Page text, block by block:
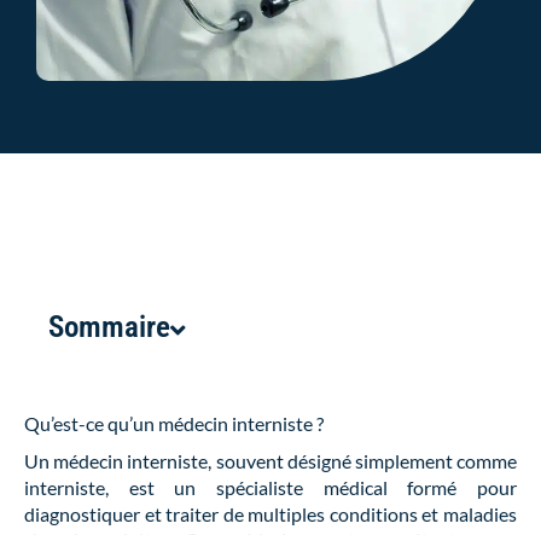
Sommaire
Qu’est-ce qu’un médecin interniste ?
Un médecin interniste, souvent désigné simplement comme
interniste, est un spécialiste médical formé pour
diagnostiquer et traiter de multiples conditions et maladies